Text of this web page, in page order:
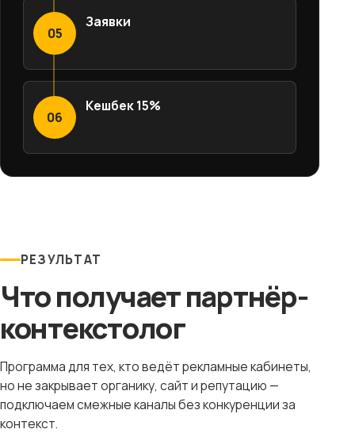
05
Заявки
06
Кешбек 15%
РЕЗУЛЬТАТ
Что получает партнёр-
контекстолог
Программа для тех, кто ведёт рекламные кабинеты,
но не закрывает органику, сайт и репутацию —
подключаем смежные каналы без конкуренции за
контекст.